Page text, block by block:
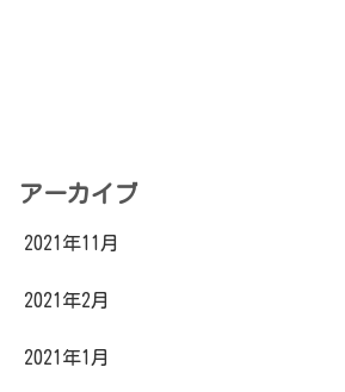
アーカイブ
2021年11月
2021年2月
2021年1月